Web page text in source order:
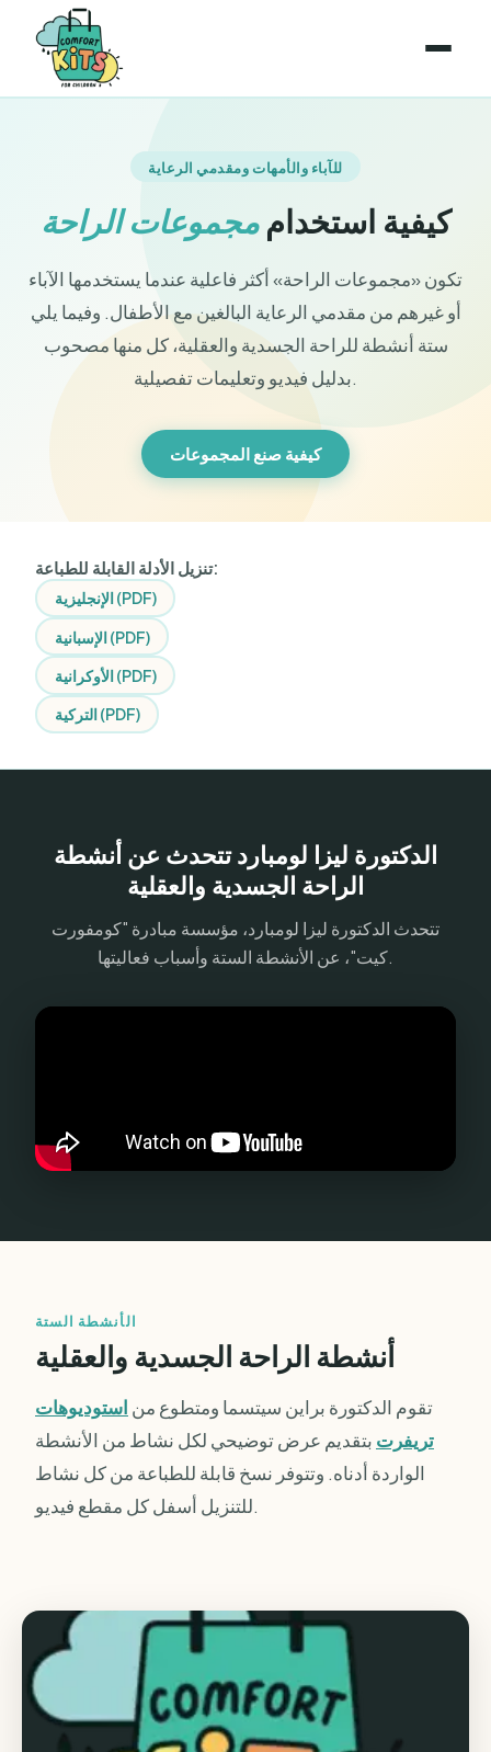
للآباء والأمهات ومقدمي الرعاية
كيفية استخداممجموعات الراحة
تكون «مجموعات الراحة» أكثر فاعلية عندما يستخدمها الآباء
أو غيرهم من مقدمي الرعاية البالغين مع الأطفال. وفيما يلي
ستة أنشطة للراحة الجسدية والعقلية، كل منها مصحوب
بدليل فيديو وتعليمات تفصيلية.
كيفية صنع المجموعات
تنزيل الأدلة القابلة للطباعة:
الإنجليزية (PDF)
الإسبانية (PDF)
الأوكرانية (PDF)
التركية (PDF)
الدكتورة ليزا لومبارد تتحدث عن أنشطة
الراحة الجسدية والعقلية
تتحدث الدكتورة ليزا لومبارد، مؤسسة مبادرة "كومفورت
كيت"، عن الأنشطة الستة وأسباب فعاليتها.
الأنشطة الستة
أنشطة الراحة الجسدية والعقلية
تقوم الدكتورة براين سيتسما ومتطوع من استوديوهات
تريفرت بتقديم عرض توضيحي لكل نشاط من الأنشطة
الواردة أدناه. وتتوفر نسخ قابلة للطباعة من كل نشاط
للتنزيل أسفل كل مقطع فيديو.